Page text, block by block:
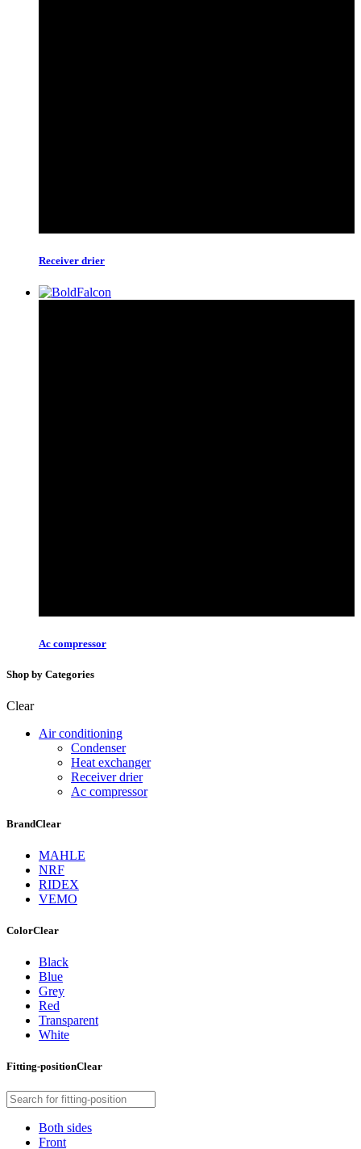
Receiver drier
Ac compressor
Shop by Categories
Clear
Air conditioning
Condenser
Heat exchanger
Receiver drier
Ac compressor
BrandClear
MAHLE
NRF
RIDEX
VEMO
ColorClear
Black
Blue
Grey
Red
Transparent
White
Fitting-positionClear
Both sides
Front